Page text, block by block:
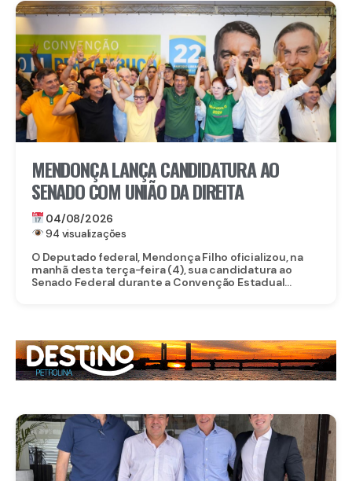
MENDONÇA LANÇA CANDIDATURA AO
SENADO COM UNIÃO DA DIREITA
04/08/2026
94 visualizações
O Deputado federal, Mendonça Filho oficializou, na
manhã desta terça-feira (4), sua candidatura ao
Senado Federal durante a Convenção Estadual...